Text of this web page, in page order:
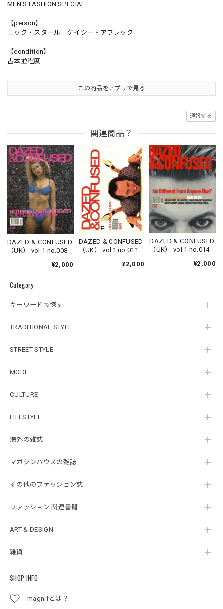
Category
キーワードで探す
TRADITIONAL STYLE
STREET STYLE
MODE
CULTURE
LIFESTYLE
海外の雑誌
マガジンハウスの雑誌
その他のファッション誌
ファッション 関連書籍
ART & DESIGN
雑貨
SHOP INFO
magnifとは？
MEN'S FASHION SPECIAL
【person】
ニック・スタール ケイシー・アフレック
【condition】
古本並程度
この商品をアプリで見る
通報する
関連商品？
DAZED & CONFUSED
（UK） vol.1 no.008
¥2,000
DAZED & CONFUSED
（UK） vol.1 no.011
¥2,000
DAZED & CONFUSED
（UK） vol.1 no.014
¥2,000